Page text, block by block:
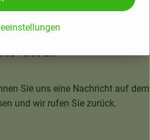
18:00 Uhr
Sie uns eine Nachricht auf dem
und wir rufen Sie zurück.